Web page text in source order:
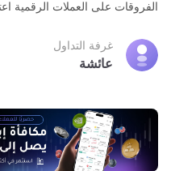
الفروقات على العملات الرقمية
غرفة التداول
عائشة